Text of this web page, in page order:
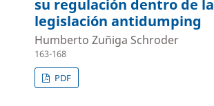
su regulación dentro de la
legislación antidumping
Humberto Zuñiga Schroder
163-168
PDF